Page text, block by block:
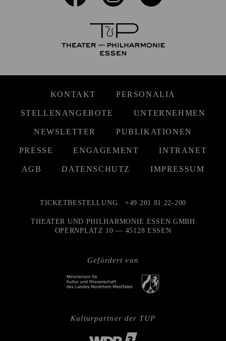
KONTAKT PERSONALIA
STELLENANGEBOTE UNTERNEHMEN
NEWSLETTER PUBLIKATIONEN
PRESSE ENGAGEMENT INTRANET
AGB DATENSCHUTZ IMPRESSUM
Gefördert von
TICKETBESTELLUNG +49 201 81 22-200
THEATER UND PHILHARMONIE ESSEN GMBH
OPERNPLATZ 10 — 45128 ESSEN
Kulturpartner der TUP